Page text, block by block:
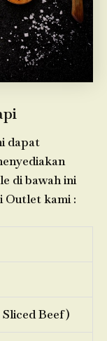
dapat
di bawah ini
Outlet kami :
Beef)